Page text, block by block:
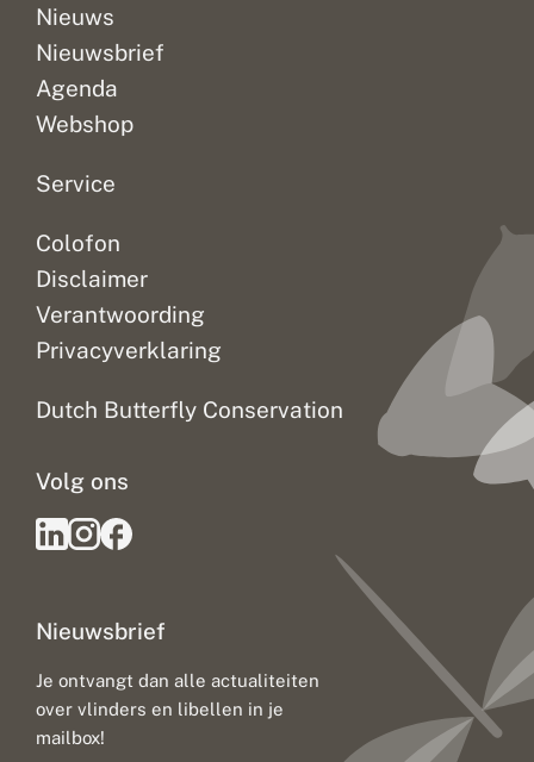
Nieuws
Nieuwsbrief
Agenda
Webshop
Service
Colofon
Disclaimer
Verantwoording
Privacyverklaring
Dutch Butterfly Conservation
Nieuwsbrief
Je ontvangt dan alle actualiteiten
over vlinders en libellen in je
mailbox!
Volg ons